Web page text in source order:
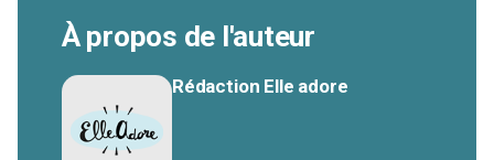
À propos de l'auteur
Rédaction Elle adore